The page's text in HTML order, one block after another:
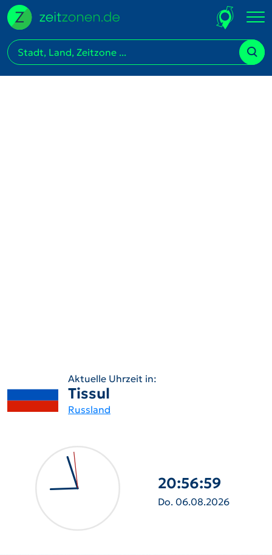
Aktuelle Uhrzeit in:
Tissul
Russland
20:57:01
Do. 06.08.2026